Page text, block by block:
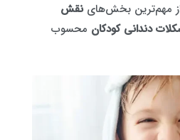
مهم‌ترین بخش‌هاینقش
دندانی کودکان محسوب